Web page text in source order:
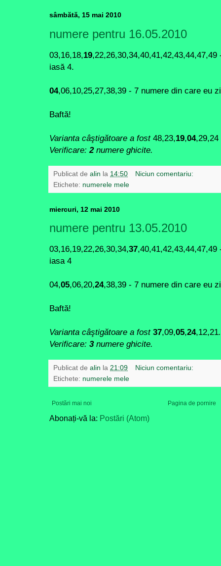
sâmbătă, 15 mai 2010
numere pentru 16.05.2010
03,16,18,19
iasă 4.
04,06,10,25,27,38,39 - 7 numere din care eu
Baftă!
Varianta câştigătoare a fost48,23,19,04,29,24
Verificare: 2numere ghicite.
Publicat de alin la 14:50
Niciun comentariu:
Etichete: numerele mele
miercuri, 12 mai 2010
numere pentru 13.05.2010
03,16,19,22,26,30,34,37
iasa 4
04,05,06,20,24,38,39 - 7 numere din care eu
Baftă!
Varianta câştigătoare a fost 37,09,05,24,12,21.
Verificare: 3numere ghicite.
Publicat de alin la 21:09
Niciun comentariu:
Etichete: numerele mele
Postări mai noi Pagina de pornire
Abonați-vă la: Postări (Atom)